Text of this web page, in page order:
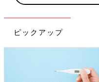
あり、参観日なども中止さ
の交友関係も狭く、２０人
いママ友はいませんでした。
ピックアップ